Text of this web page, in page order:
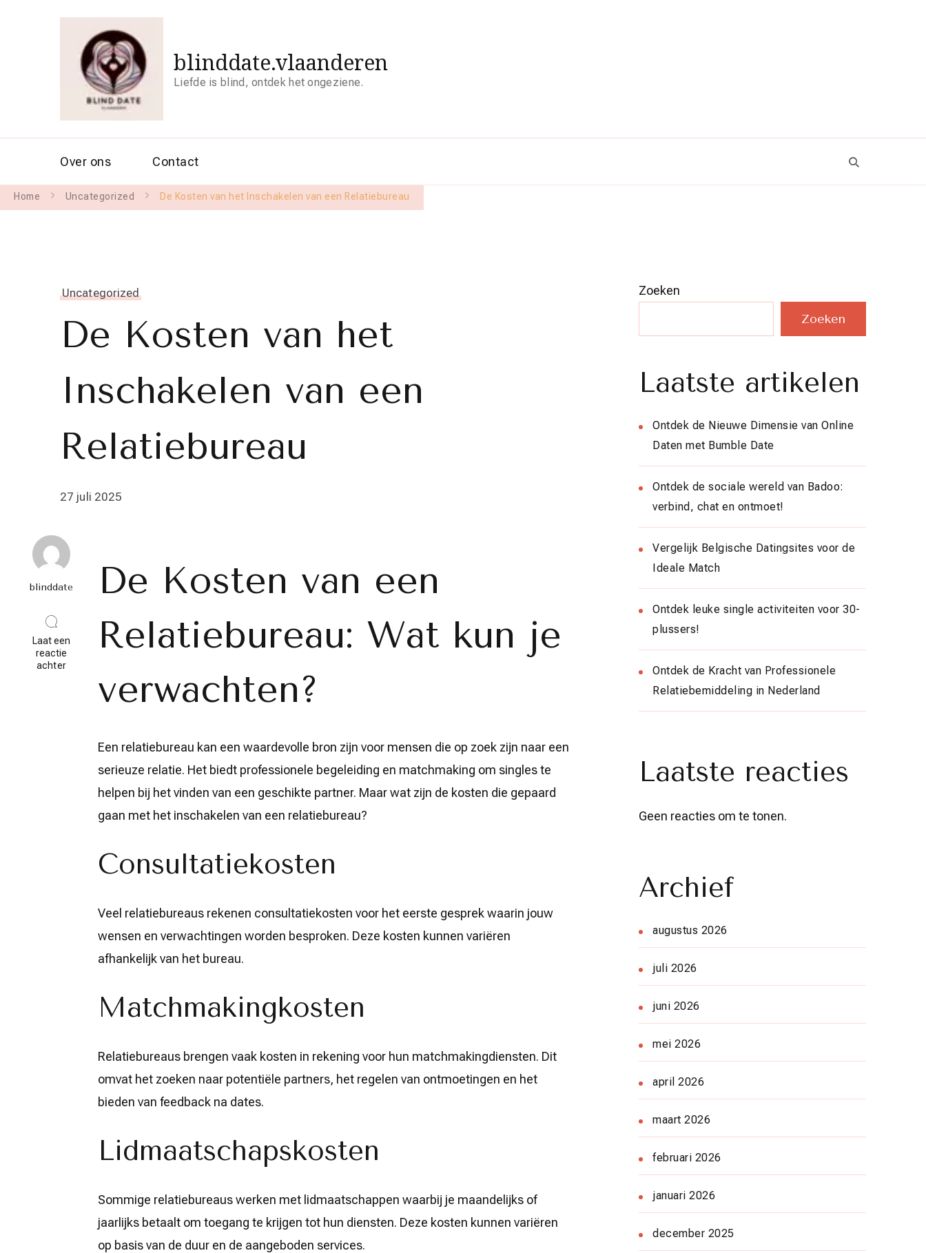
blinddate.vlaanderen
Liefde is blind, ontdek het ongeziene.
Over ons Contact
Home Uncategorized De Kosten van het Inschakelen van een Relatiebureau
Uncategorized
De Kosten van het
Inschakelen van een
Relatiebureau
27 juli 2025
blinddate
Laat een
reactie
achterop
Relatiebureau
De Kosten van een
Relatiebureau: Wat kun je
verwachten?
Een relatiebureau kan een waardevolle bron zijn voor mensen die op zoek zijn naar een
serieuze relatie. Het biedt professionele begeleiding en matchmaking om singles te
helpen bij het vinden van een geschikte partner. Maar wat zijn de kosten die gepaard
gaan met het inschakelen van een relatiebureau?
Consultatiekosten
Veel relatiebureaus rekenen consultatiekosten voor het eerste gesprek waarin jouw
wensen en verwachtingen worden besproken. Deze kosten kunnen variëren
afhankelijk van het bureau.
Matchmakingkosten
Relatiebureaus brengen vaak kosten in rekening voor hun matchmakingdiensten. Dit
omvat het zoeken naar potentiële partners, het regelen van ontmoetingen en het
bieden van feedback na dates.
Lidmaatschapskosten
Sommige relatiebureaus werken met lidmaatschappen waarbij je maandelijks of
jaarlijks betaalt om toegang te krijgen tot hun diensten. Deze kosten kunnen variëren
op basis van de duur en de aangeboden services.
Zoeken
Zoeken
Laatste artikelen
Ontdek de Nieuwe Dimensie van Online
Daten met Bumble Date
Ontdek de sociale wereld van Badoo:
verbind, chat en ontmoet!
Vergelijk Belgische Datingsites voor de
Ideale Match
Ontdek leuke single activiteiten voor 30-
plussers!
Ontdek de Kracht van Professionele
Relatiebemiddeling in Nederland
Laatste reacties
Geen reacties om te tonen.
Archief
augustus 2026
juli 2026
juni 2026
mei 2026
april 2026
maart 2026
februari 2026
januari 2026
december 2025